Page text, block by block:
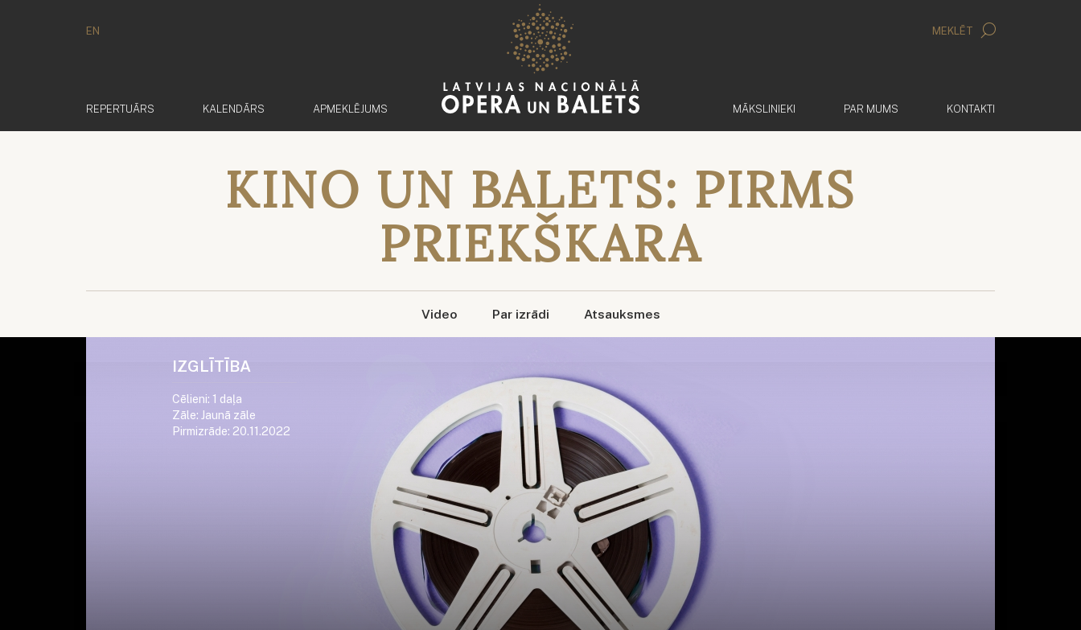
EN MEKLĒT
REPERTUĀRS KALENDĀRS APMEKLĒJUMS MĀKSLINIEKI PAR MUMS KONTAKTI
KINO UN BALETS: PIRMS
PRIEKŠKARA
Video Par izrādi Atsauksmes
IZGLĪTĪBA
Cēlieni: 1 daļa
Zāle: Jaunā zāle
Pirmizrāde: 20.11.2022